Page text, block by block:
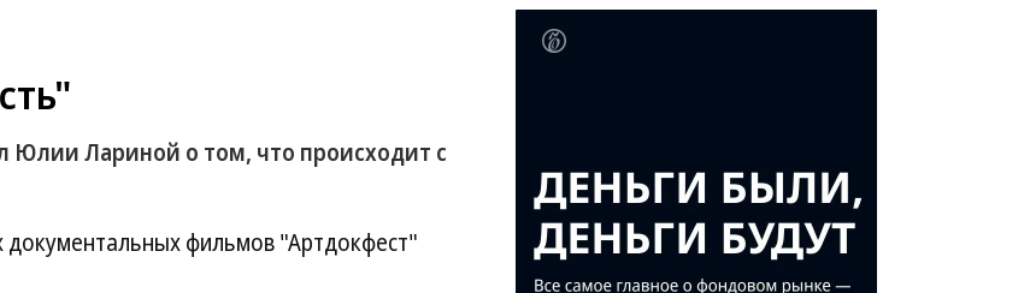
Юлии Лариной о том, что происходит с
документальных фильмов "Артдокфест"